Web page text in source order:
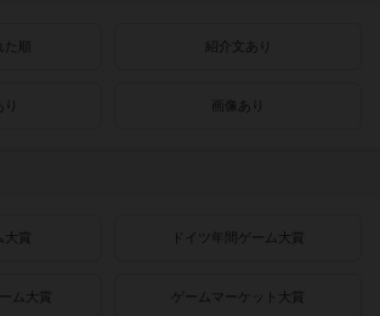
順 紹介文あり
画像あり
賞 ドイツ年間ゲーム大賞
ム大賞 ゲームマーケット大賞